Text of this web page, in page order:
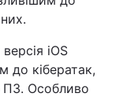
iOS
до кібератак,
ПЗ. Особливо